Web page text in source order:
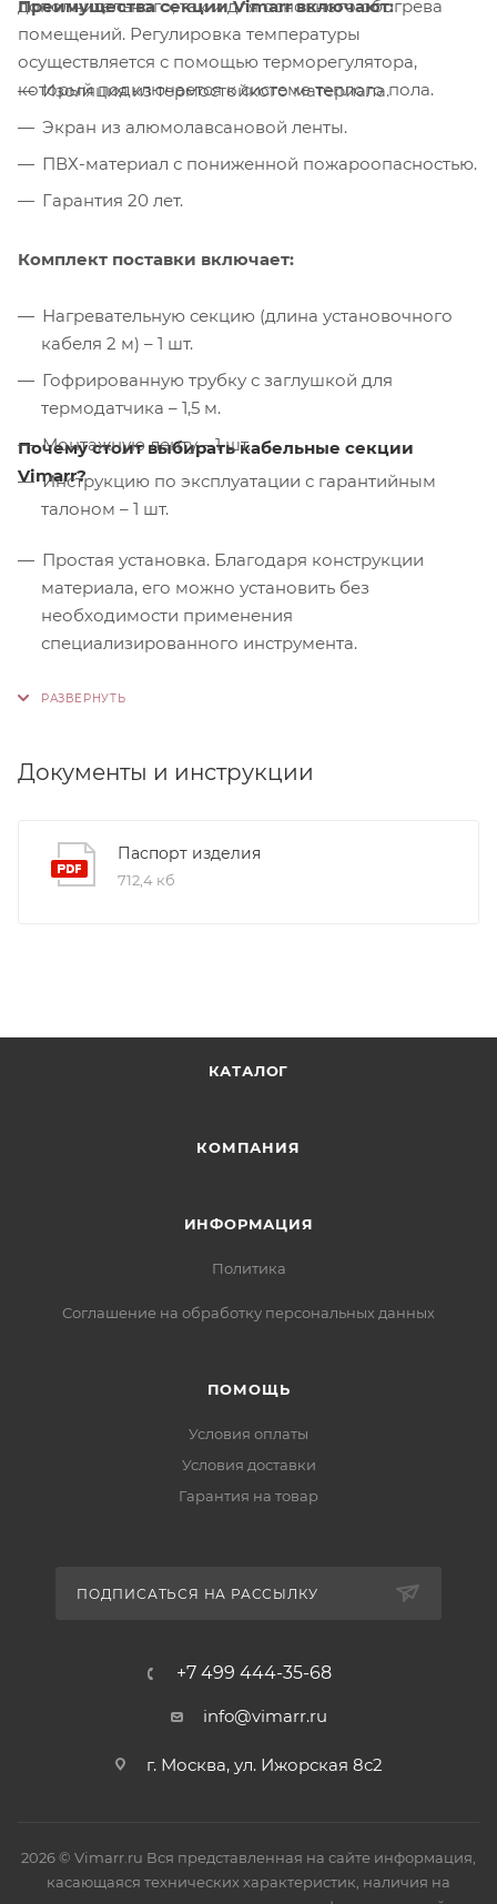
дополнительного, так и для основного обогрева
помещений. Регулировка температуры
осуществляется с помощью терморегулятора,
который подключается к системе теплого пола.
Преимущества секции Vimarr включают:
Изоляция из термостойкого материала.
Экран из алюмолавсановой ленты.
ПВХ-материал с пониженной пожароопасностью.
Гарантия 20 лет.
Комплект поставки включает:
Нагревательную секцию (длина установочного
кабеля 2 м) – 1 шт.
Гофрированную трубку с заглушкой для
термодатчика – 1,5 м.
Монтажную ленту – 1 шт.
Инструкцию по эксплуатации с гарантийным
талоном – 1 шт.
Почему стоит выбирать кабельные секции
Vimarr?
Простая установка. Благодаря конструкции
материала, его можно установить без
необходимости применения
специализированного инструмента.
используются только высококачественные
международным стандартам сертификации ISO
9001:2015. Это обеспечивает надежность и
Документы и инструкции
Паспорт изделия
712,4 кб
КАТАЛОГ
КОМПАНИЯ
ИНФОРМАЦИЯ
Политика
Соглашение на обработку персональных данных
ПОМОЩЬ
Условия оплаты
Условия доставки
Гарантия на товар
ПОДПИСАТЬСЯ НА РАССЫЛКУ
+7 499 444-35-68
info@vimarr.ru
г. Москва, ул. Ижорская 8с2
2026 © Vimarr.ru Вся представленная на сайте информация,
касающаяся технических характеристик, наличия на